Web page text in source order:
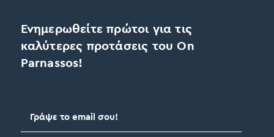
Ενημερωθείτε πρώτοι για τις
καλύτερες προτάσεις του On
Parnassos!